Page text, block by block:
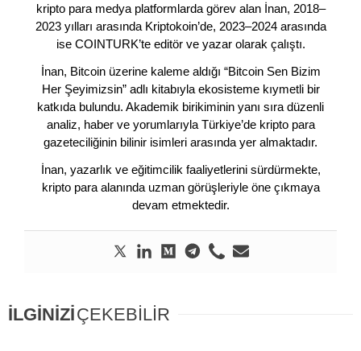
kripto para medya platformlarda görev alan İnan, 2018–
2023 yılları arasında Kriptokoin’de, 2023–2024 arasında
ise COINTURK’te editör ve yazar olarak çalıştı.
İnan, Bitcoin üzerine kaleme aldığı “Bitcoin Sen Bizim
Her Şeyimizsin” adlı kitabıyla ekosisteme kıymetli bir
katkıda bulundu. Akademik birikiminin yanı sıra düzenli
analiz, haber ve yorumlarıyla Türkiye’de kripto para
gazeteciliğinin bilinir isimleri arasında yer almaktadır.
İnan, yazarlık ve eğitimcilik faaliyetlerini sürdürmekte,
kripto para alanında uzman görüşleriyle öne çıkmaya
devam etmektedir.
İLGİNİZİÇEKEBİLİR